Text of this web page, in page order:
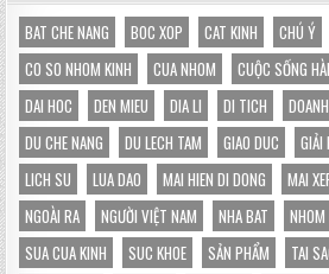
BAT CHE NANG BOC XOP CAT KINH CHÚ Ý
CO SO NHOM KINH
CUA NHOM CUỘC SỐNG
DAI HOC
DEN MIEU DIA LI DI TICH
DU CHE NANG
DU LECH TAM GIAO DUC GIẢI
LICH SU
LUA DAO MAI HIEN DI DONG MAI
NGOÀI RA
NGƯỜI VIỆT NAM NHA BAT
SUA CUA KINH
SUC KHOE SẢN PHẨM TAI